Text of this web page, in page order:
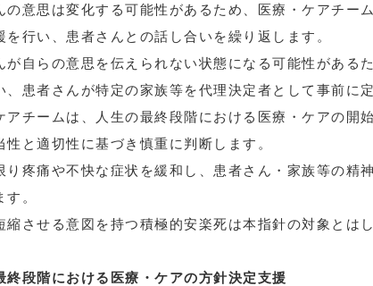
の意思は変化する可能性があるため、医療・ケアチー
を行い、患者さんとの話し合いを繰り返します。
が自らの意思を伝えられない状態になる可能性がある
、患者さんが特定の家族等を代理決定者として事前に
アチームは、人生の最終段階における医療・ケアの開
性と適切性に基づき慎重に判断します。
り疼痛や不快な症状を緩和し、患者さん・家族等の精
。
縮させる意図を持つ積極的安楽死は本指針の対象とはし
終段階における医療・ケアの方針決定支援